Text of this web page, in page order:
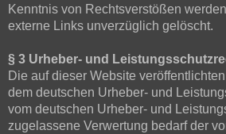
Kenntnis von Rechtsverstößen
externe Links unverzüglich gelöscht.
§ 3 Urheber- und
Die auf dieser Website
dem deutschen Urheber- und
vom deutschen Urheber- und
zugelassene Verwertung bedarf der